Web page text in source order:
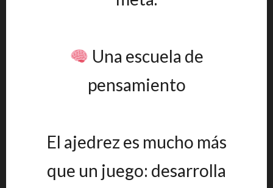
Una escuela de
pensamiento
El ajedrez es mucho más
que un juego: desarrolla